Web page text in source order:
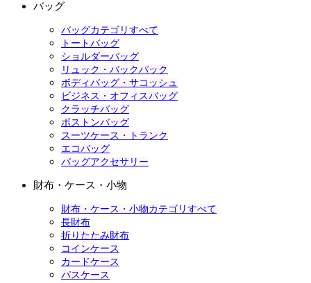
バッグ
バッグカテゴリすべて
トートバッグ
ショルダーバッグ
リュック・バックパック
ボディバッグ・サコッシュ
ビジネス・オフィスバッグ
クラッチバッグ
ボストンバッグ
スーツケース・トランク
エコバッグ
バッグアクセサリー
財布・ケース・小物
財布・ケース・小物カテゴリすべて
長財布
折りたたみ財布
コインケース
カードケース
パスケース